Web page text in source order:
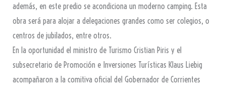
además, en este predio se acondiciona un moderno camping. Esta
obra será para alojar a delegaciones grandes como ser colegios, o
centros de jubilados, entre otros.
En la oportunidad el ministro de Turismo Cristian Piris y el
subsecretario de Promoción e Inversiones Turísticas Klaus Liebig
acompañaron a la comitiva oficial del Gobernador de Corrientes